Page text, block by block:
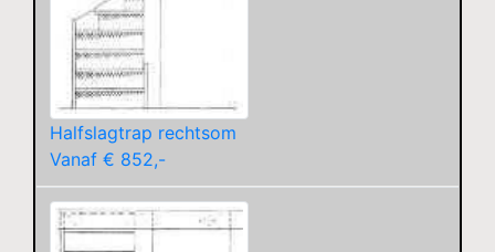
Halfslagtrap rechtsom
Vanaf € 852,-